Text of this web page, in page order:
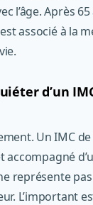
l’âge. Après
associé à la
d’un
Un IMC de
accompagné
représente
L’important